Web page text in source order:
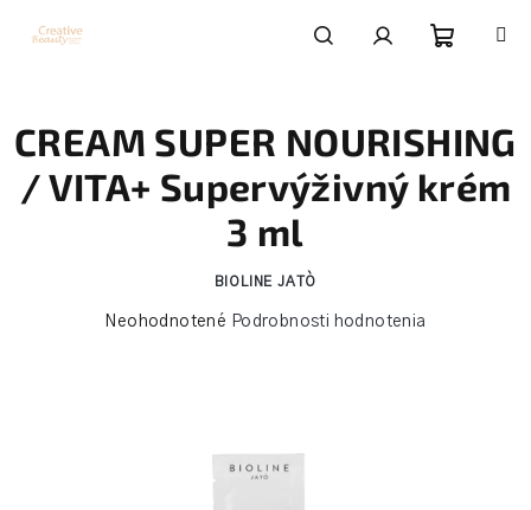
košík
CREAM SUPER NOURISHING
/ VITA+ Supervýživný krém
3 ml
BIOLINE JATÒ
Priemerné
Neohodnotené Podrobnosti hodnotenia